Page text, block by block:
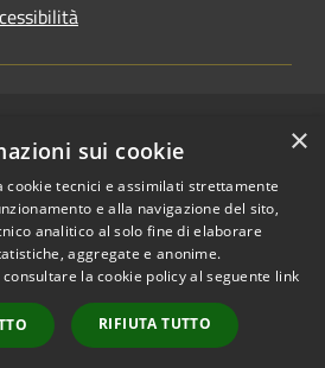
Copyright © 2026 • Comune di
San Pietro a Maida • Powered
byMunicipium•Accesso
redazione
×
sui cookie
cookie tecnici e assimilati strettamente
e alla navigazione del sito,
analitico al solo fine di elaborare
aggregate e anonime.
la cookie policy al seguente link
RIFIUTA TUTTO